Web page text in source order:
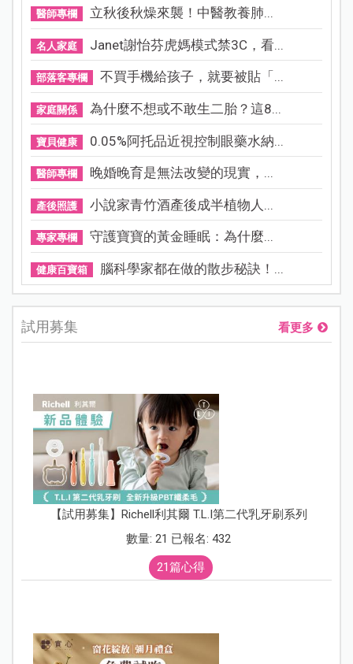
醫師專欄 立秋後秋燥來襲！中醫教養肺...
名人家庭 Janet謝怡芬虎媽模式禁3C，看...
部落客專欄 不買手機給孩子，就要被貼「...
家庭關係 為什麼不想或不敢生二胎？這8...
寶貝健康 0.05%阿托品近視控制眼藥水納...
醫師專欄 晚婚晚育是無法改變的現實，...
產後照護 小說家青竹酒產後成半植物人...
專家專欄 守護寶寶的黃金睡眠：為什麼...
健康百寶箱 腦科學家都在做的散步秘訣！...
試用募集 看更多
【試用募集】Richell利其爾 T.L.I第二代乳牙刷系列
數量: 21 已報名: 432
21篇心得